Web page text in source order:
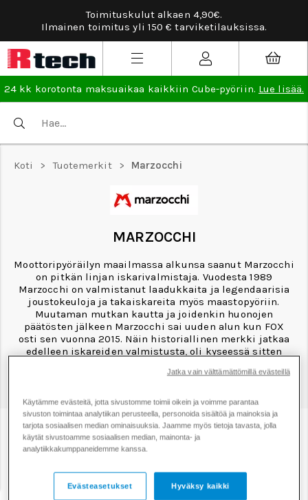
Toimituskulut alkaen 4,90€.
Ilmainen toimitus yli 150 € tarviketilauksissa.
24 kk korotonta maksuaikaa kaikkiin Cube-pyöriin. Lue lisää.
Koti > Tuotemerkit > Marzocchi
MARZOCCHI
Moottoripyöräilyn maailmassa alkunsa saanut Marzocchi
on pitkän linjan iskarivalmistaja. Vuodesta 1989
Marzocchi on valmistanut laadukkaita ja legendaarisia
joustokeuloja ja takaiskareita myös maastopyöriin.
Muutaman mutkan kautta ja joidenkin huonojen
päätösten jälkeen Marzocchi sai uuden alun kun FOX
osti sen vuonna 2015. Näin historiallinen merkki jatkaa
edelleen iskareiden valmistusta, oli kyseessä sitten
Rtechin valikoimasta löytyvät esimerkiksi kuuluisat
Suodata Järjestys
50%
Käytämme evästeitä, jotta sivustomme toimii oikein ja voimme parantaa
sivuston toimintaa analytiikan perusteella, personoida sisältöä ja mainoksia ja
tarjota sosiaalisen median ominaisuuksia. Jaamme myös tietoja tavasta, jolla
käytät sivustoamme sosiaalisen median, mainonta- ja
analytiikkakumppaneidemme kanssa.
Hyväksy kaikki
Evästeasetukset
Jatka vain välttämättömillä evästeillä